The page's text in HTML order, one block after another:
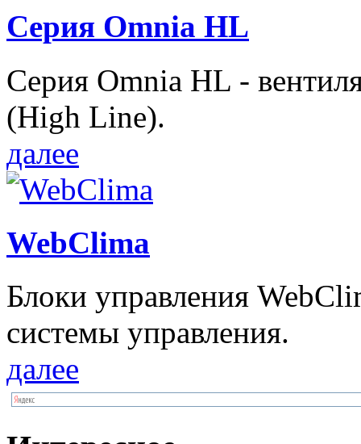
Серия Omnia HL
Серия Omnia HL -
(High Line).
далее
WebClima
Блоки упрaвлeния
системы управления.
далее